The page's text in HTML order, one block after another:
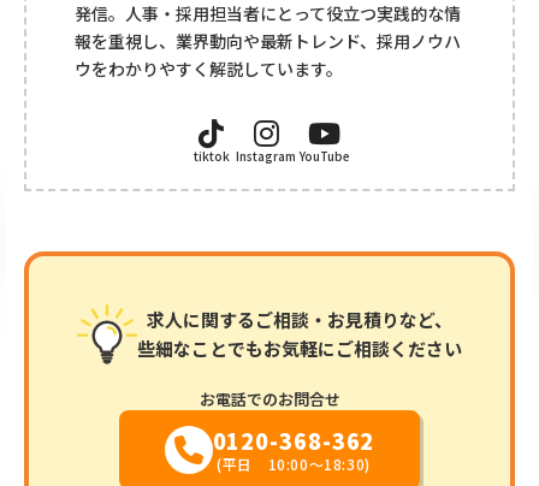
発信。人事・採用担当者にとって役立つ実践的な情
報を重視し、業界動向や最新トレンド、採用ノウハ
ウをわかりやすく解説しています。
tiktok Instagram YouTube
求人に関するご相談・お見積りなど、
些細なことでもお気軽にご相談ください
お電話でのお問合せ
0120-368-362
(平日 10:00～18:30)